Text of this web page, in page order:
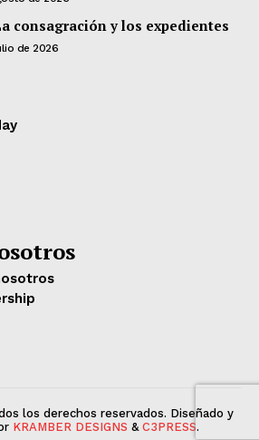
consagración y los expedientes
de 2026
los derechos reservados. Diseñado y
KRAMBER DESIGNS & C3PRESS.